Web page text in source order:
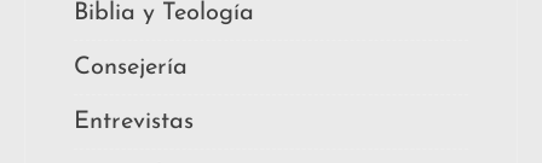
Biblia y Teología
Consejería
Entrevistas